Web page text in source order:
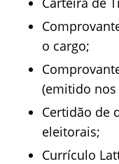
o cargo;
(emitido
Certidão de
eleitorais;
Currículo